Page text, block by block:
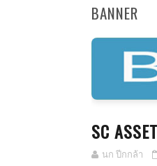
BANNER
SC
นก ปีกกล้า